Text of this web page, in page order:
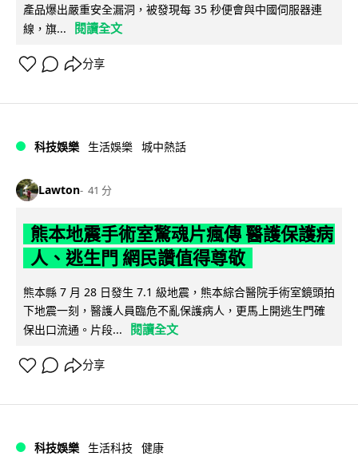
產品爆出嚴重安全漏洞，被發現每 35 秒便會與中國伺服器連
線，旗...
閱讀全文
分享
科技娛樂 生活娛樂 城中熱話
Lawton 41 分
熊本地震手術室驚魂片瘋傳 醫護保護病
人、逃生門 網民讚值得尊敬
熊本縣 7 月 28 日發生 7.1 級地震，熊本綜合醫院手術室鏡頭拍
下地震一刻，醫護人員臨危不亂保護病人，更馬上開逃生門確
保出口流通。片段...
閱讀全文
分享
科技娛樂 生活科技 健康